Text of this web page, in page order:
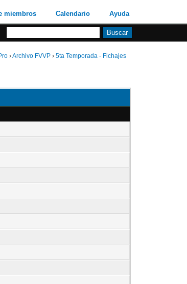
miembros Calendario Ayuda
›Archivo FVVP ›5ta Temporada - Fichajes